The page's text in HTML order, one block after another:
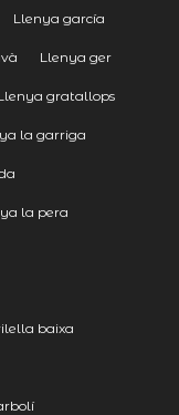
Llenya garcía
Llenya ger
gratallops
la garriga
la pera
baixa